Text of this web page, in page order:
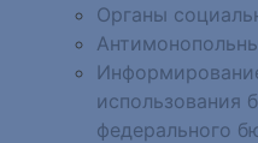
Органы
использования
федерального